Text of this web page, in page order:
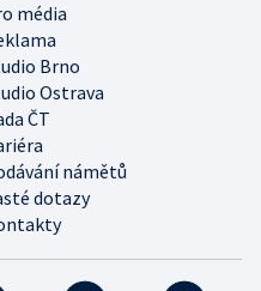
média
Brno
Ostrava
ČT
námětů
dotazy